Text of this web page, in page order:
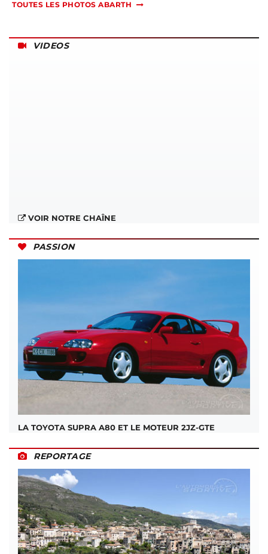
TOUTES LES PHOTOS ABARTH
VIDEOS
VOIR NOTRE CHAÎNE
PASSION
LA TOYOTA SUPRA A80 ET LE MOTEUR 2JZ-GTE
REPORTAGE